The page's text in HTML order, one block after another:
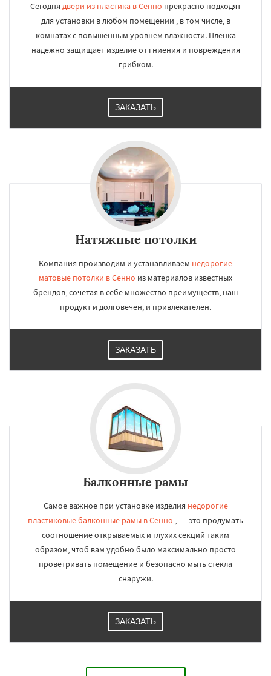
Сегодня двери из пластика в Сенно прекрасно подходят
для установки в любом помещении , в том числе, в
комнатах с повышенным уровнем влажности. Пленка
надежно защищает изделие от гниения и повреждения
грибком.
ЗАКАЗАТЬ
Натяжные потолки
Компания производим и устанавливаем недорогие
матовые потолки в Сенно из материалов известных
брендов, сочетая в себе множество преимуществ, наш
продукт и долговечен, и привлекателен.
ЗАКАЗАТЬ
Балконные рамы
Самое важное при установке изделия недорогие
пластиковые балконные рамы в Сенно , — это продумать
соотношение открываемых и глухих секций таким
образом, чтоб вам удобно было максимально просто
проветривать помещение и безопасно мыть стекла
снаружи.
ЗАКАЗАТЬ